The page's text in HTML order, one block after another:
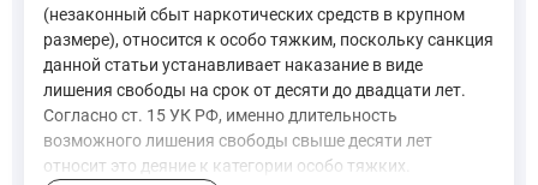
(незаконный сбыт наркотических средств в крупном
размере), относится к особо тяжким, поскольку санкция
данной статьи устанавливает наказание в виде
лишения свободы на срок от десяти до двадцати лет.
Согласно ст. 15 УК РФ, именно длительность
возможного лишения свободы свыше десяти лет
относит это деяние к категории особо тяжких.